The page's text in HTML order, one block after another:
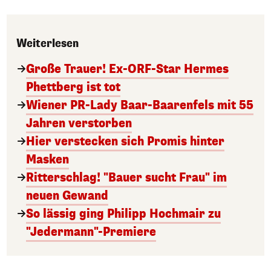
Weiterlesen
Große Trauer! Ex-ORF-Star Hermes
Phettberg ist tot
Wiener PR-Lady Baar-Baarenfels mit 55
Jahren verstorben
Hier verstecken sich Promis hinter
Masken
Ritterschlag! "Bauer sucht Frau" im
neuen Gewand
So lässig ging Philipp Hochmair zu
"Jedermann"-Premiere